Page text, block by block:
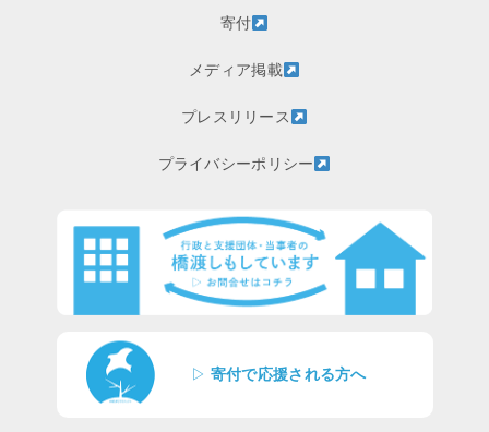
寄付
メディア掲載
プレスリリース
プライバシーポリシー
▷ 寄付で応援される方へ